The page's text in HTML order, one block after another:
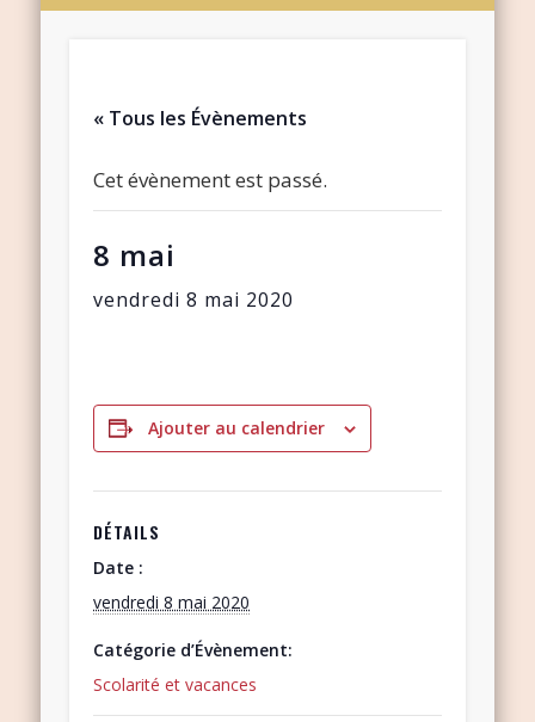
« Tous les Évènements
Cet évènement est passé.
8 mai
vendredi 8 mai 2020
Ajouter au calendrier
DÉTAILS
Date :
vendredi 8 mai 2020
Catégorie d’Évènement:
Scolarité et vacances